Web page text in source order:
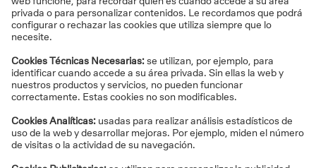
una combinación de ambas.
Modalidades de rescate:
En forma de capital (todo de una vez):puede
implicar una mayor carga fiscal al elevar la base del
En forma de renta periódica:permite repartir el
impacto fiscal a lo largo del tiempo.